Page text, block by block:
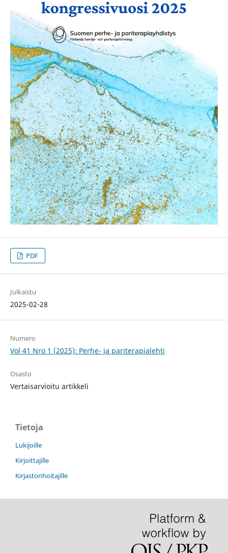
PDF
Julkaistu
2025-02-28
Numero
Vol 41 Nro 1 (2025): Perhe- ja pariterapialehti
Osasto
Vertaisarvioitu artikkeli
Tietoja
Lukijoille
Kirjoittajille
Kirjastonhoitajille